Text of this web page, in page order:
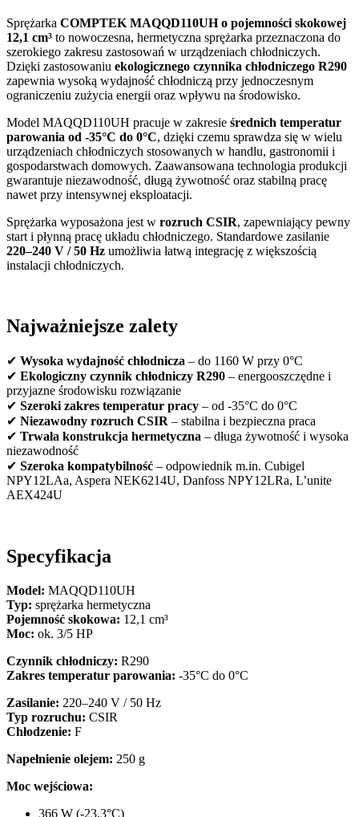
Sprężarka COMPTEK MAQQD110UH o pojemności skokowej
12,1 cm³ to nowoczesna, hermetyczna sprężarka przeznaczona do
szerokiego zakresu zastosowań w urządzeniach chłodniczych.
Dzięki zastosowaniu ekologicznego czynnika chłodniczego R290
zapewnia wysoką wydajność chłodniczą przy jednoczesnym
ograniczeniu zużycia energii oraz wpływu na środowisko.
Model MAQQD110UH pracuje w zakresie średnich temperatur
parowania od -35°C do 0°C, dzięki czemu sprawdza się w wielu
urządzeniach chłodniczych stosowanych w handlu, gastronomii i
gospodarstwach domowych. Zaawansowana technologia produkcji
gwarantuje niezawodność, długą żywotność oraz stabilną pracę
nawet przy intensywnej eksploatacji.
Sprężarka wyposażona jest w rozruch CSIR, zapewniający pewny
start i płynną pracę układu chłodniczego. Standardowe zasilanie
220–240 V / 50 Hz umożliwia łatwą integrację z większością
instalacji chłodniczych.
Najważniejsze zalety
✔ Wysoka wydajność chłodnicza – do 1160 W przy 0°C
✔ Ekologiczny czynnik chłodniczy R290 – energooszczędne i
przyjazne środowisku rozwiązanie
✔ Szeroki zakres temperatur pracy – od -35°C do 0°C
✔ Niezawodny rozruch CSIR – stabilna i bezpieczna praca
✔ Trwała konstrukcja hermetyczna – długa żywotność i wysoka
niezawodność
✔ Szeroka kompatybilność – odpowiednik m.in. Cubigel
NPY12LAa, Aspera NEK6214U, Danfoss NPY12LRa, L’unite
AEX424U
Specyfikacja
Model: MAQQD110UH
Typ: sprężarka hermetyczna
Pojemność skokowa: 12,1 cm³
Moc: ok. 3/5 HP
Czynnik chłodniczy: R290
Zakres temperatur parowania: -35°C do 0°C
Zasilanie: 220–240 V / 50 Hz
Typ rozruchu: CSIR
Chłodzenie: F
Napełnienie olejem: 250 g
Moc wejściowa:
366 W (-23,3°C)